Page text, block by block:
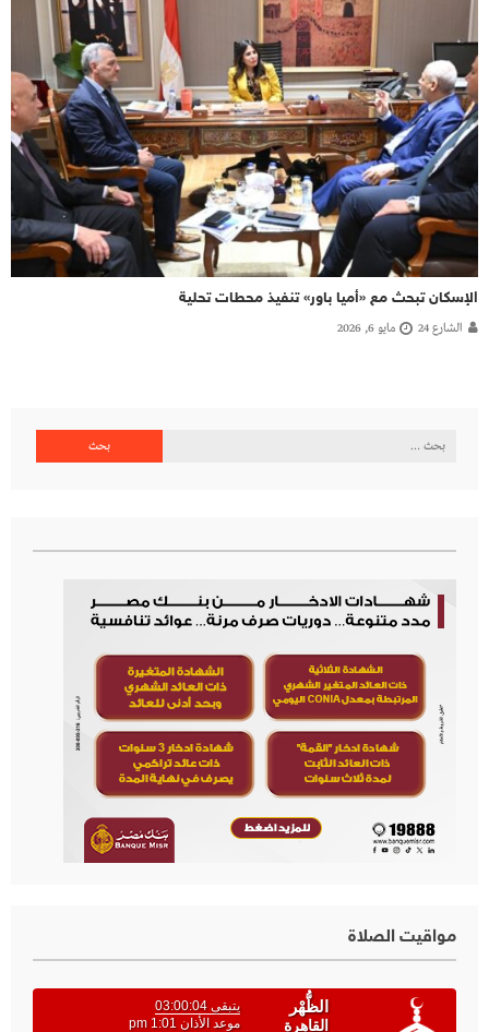
الإسكان تبحث مع «أميا باور» تنفيذ محطات تحلية
الشارع 24 مايو 6, 2026
البحث
مواقيت الصلاة